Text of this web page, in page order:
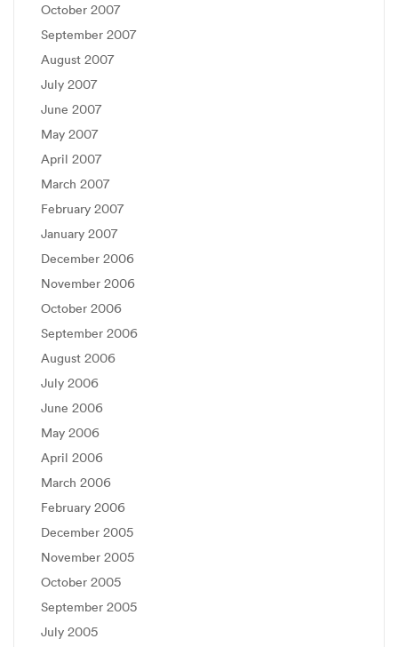
October 2007
September 2007
August 2007
July 2007
June 2007
May 2007
April 2007
March 2007
February 2007
January 2007
December 2006
November 2006
October 2006
September 2006
August 2006
July 2006
June 2006
May 2006
April 2006
March 2006
February 2006
December 2005
November 2005
October 2005
September 2005
July 2005